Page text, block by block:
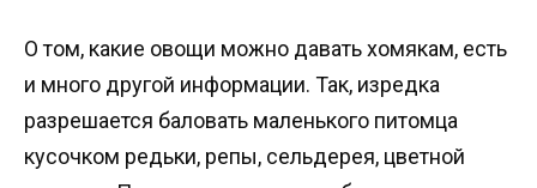
О том, какие овощи можно давать хомякам, есть
и много другой информации. Так, изредка
разрешается баловать маленького питомца
кусочком редьки, репы, сельдерея, цветной